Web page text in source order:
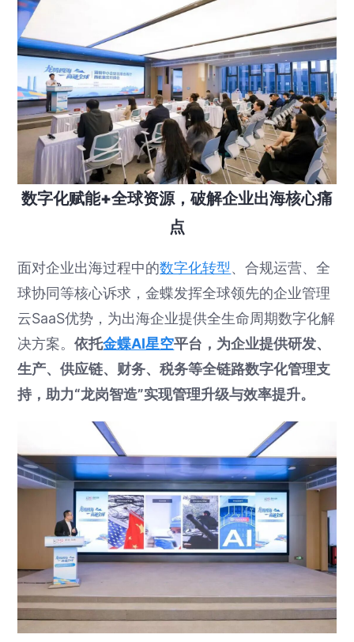
数字化赋能+全球资源，破解企业出海核心痛
点
面对企业出海过程中的数字化转型、合规运营、全
球协同等核心诉求，金蝶发挥全球领先的企业管理
云SaaS优势，为出海企业提供全生命周期数字化解
决方案。依托金蝶AI星空平台，为企业提供研发、
生产、供应链、财务、税务等全链路数字化管理支
持，助力“龙岗智造”实现管理升级与效率提升。